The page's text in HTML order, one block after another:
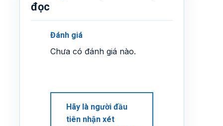
đọc
Đánh giá
Chưa có đánh giá nào.
Hãy là người đầu
tiên nhận xét